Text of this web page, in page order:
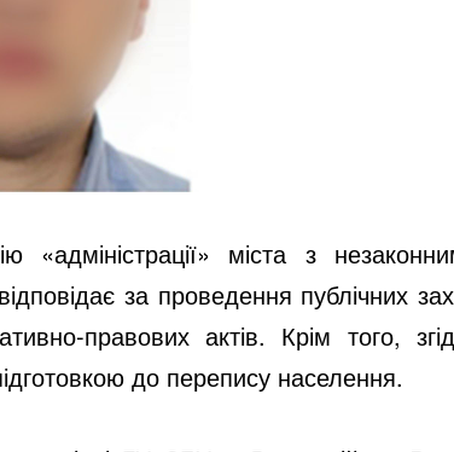
міста з
за проведення публічних
правових актів. Крім того,
до перепису населення.